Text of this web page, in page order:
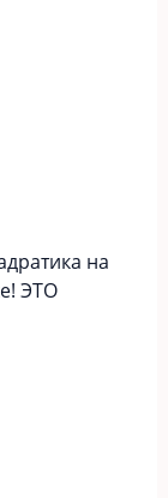
на
ЭТО